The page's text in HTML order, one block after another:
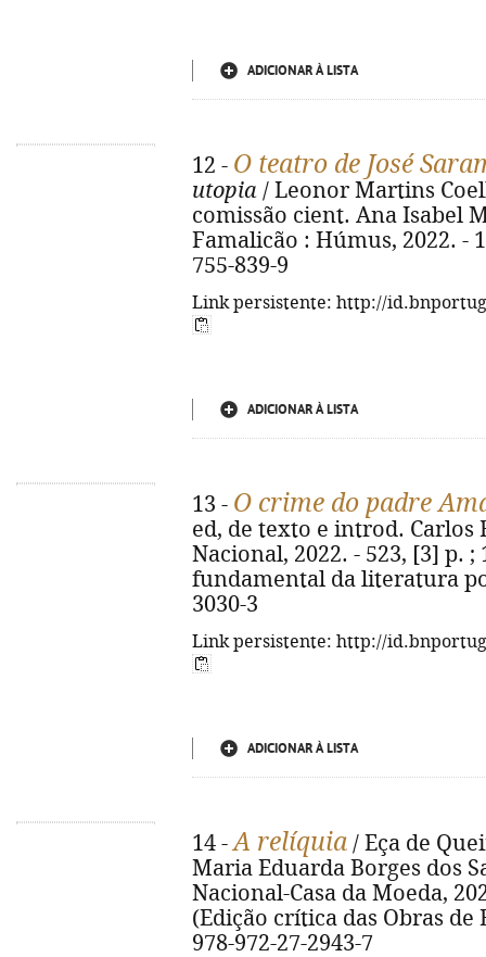
ADICIONAR À LISTA
12 - O teatro de José
utopia / Leonor Martins
comissão cient. Ana Isabel
Famalicão : Húmus, 2022. -
755-839-9
Link persistente: http://
ADICIONAR À LISTA
13 - O crime do padre
ed, de texto e introd. Carlos
Nacional, 2022. - 523, [3] p.
fundamental da literatura
3030-3
Link persistente: http://
ADICIONAR À LISTA
14 -A relíquia / Eça de
Maria Eduarda Borges dos
Nacional-Casa da Moeda,
(Edição crítica das Obras de
978-972-27-2943-7